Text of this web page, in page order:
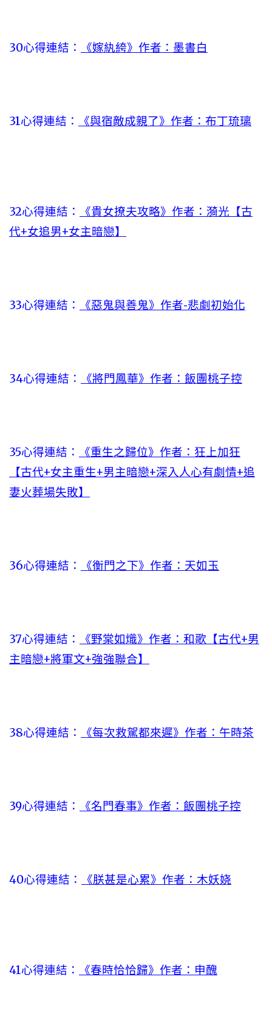
30心得連結： 《嫁紈絝》作者：墨書白
31心得連結： 《與宿敵成親了》作者：布丁琉璃
32心得連結：
《貴女撩夫攻略》作者：漪光【古
代+女追男+女主暗戀】
33心得連結： 《惡鬼與善鬼》作者-悲劇初始化
34心得連結： 《將門鳳華》作者：飯團桃子控
35心得連結：
《重生之歸位》作者：狂上加狂
【古代+女主重生+男主暗戀+深入人心有劇情+追
妻火葬場失敗】
36心得連結： 《衡門之下》作者：天如玉
37心得連結：
《野棠如熾》作者：和歌【古代+男
主暗戀+將軍文+強強聯合】
38心得連結： 《每次救駕都來遲》作者：午時茶
39心得連結： 《名門春事》作者：飯團桃子控
40心得連結： 《朕甚是心累》作者：木妖娆
41心得連結： 《春時恰恰歸》作者：申醜